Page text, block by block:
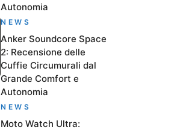
Autonomia
NEWS
Anker Soundcore Space
2: Recensione delle
Cuffie Circumurali dal
Grande Comfort e
Autonomia
NEWS
Moto Watch Ultra: